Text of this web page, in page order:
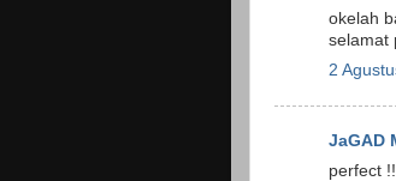
okelah
selamat
2
JaGAD
perfect !!